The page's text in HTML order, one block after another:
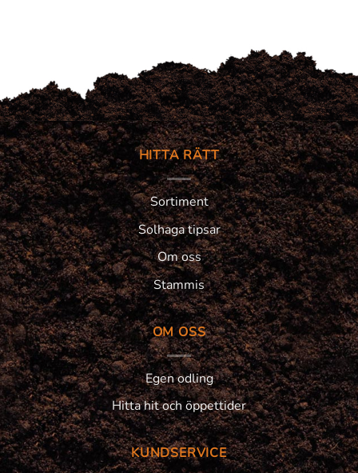
HITTA RÄTT
Sortiment
Solhaga tipsar
Om oss
Stammis
OM OSS
Egen odling
Hitta hit och öppettider
KUNDSERVICE